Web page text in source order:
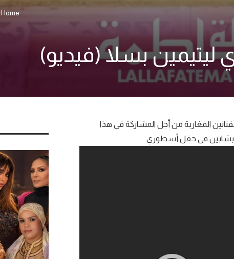
Home
بسلا (فيديو)
المغاربة من أجل المشاركة في هذا
بشابين في حفل أسطوري